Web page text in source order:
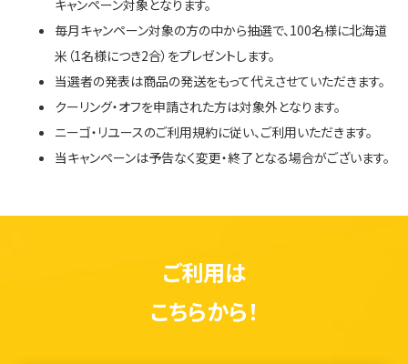
キャンペーン対象となります。
毎月キャンペーン対象の方の中から抽選で、100名様に北海道
米（1名様につき2合）をプレゼントします。
当選者の発表は商品の発送をもって代えさせていただきます。
クーリング・オフを申請された方は対象外となります。
ニーゴ・リユースのご利用規約に従い、ご利用いただきます。
当キャンペーンは予告なく変更・終了となる場合がございます。
ご利用は
こちらから！